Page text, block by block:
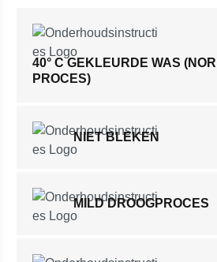
40° C GEKLEURDE WAS
PROCES)
NIET BLEKEN
MILD DROOGPROCES